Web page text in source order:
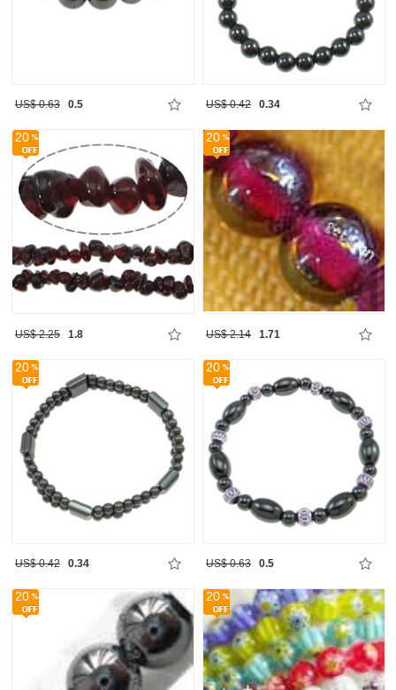
US$ 0.63 0.5 US$ 0.42 0.34
20
US$ 2.25 1.8
20
US$ 2.14 1.71
20
US$ 0.42 0.34
20
US$ 0.63 0.5
20 20